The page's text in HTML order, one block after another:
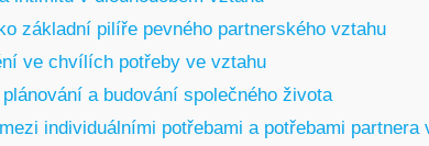
základní pilíře pevného partnerského vztahu
ve chvílích potřeby ve vztahu
a budování společného života
individuálními potřebami a potřebami partnera